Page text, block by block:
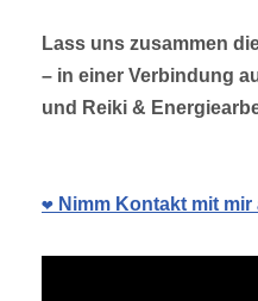
Lass uns zusammen
– in einer Verbindung
und Reiki &
❤️ Nimm Kontakt mit mir